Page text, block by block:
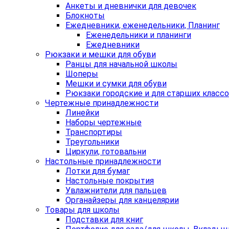
Анкеты и дневнички для девочек
Блокноты
Ежедневники, еженедельники, Планинг
Еженедельники и планинги
Ежедневники
Рюкзаки и мешки для обуви
Ранцы для начальной школы
Шоперы
Мешки и сумки для обуви
Рюкзаки городские и для старших
Чертежные принадлежности
Линейки
Наборы чертежные
Транспортиры
Треугольники
Циркули, готовальни
Настольные принадлежности
Лотки для бумаг
Настольные покрытия
Увлажнители для пальцев
Органайзеры для канцелярии
Товары для школы
Подставки для книг